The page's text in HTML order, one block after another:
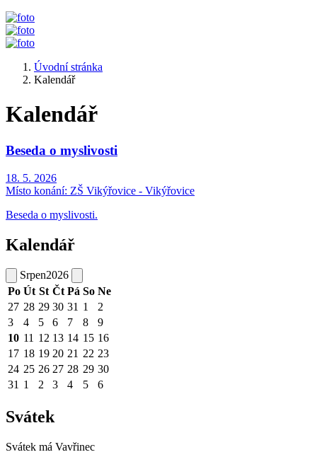
Úvodní stránka
Kalendář
Kalendář
Beseda o myslivosti
18. 5. 2026
Místo konání: ZŠ Vikýřovice - Vikýřovice
Beseda o myslivosti.
Kalendář
Srpen2026
Po Út St Čt Pá So Ne
27 28 29 30 31 1
2
3
4 5 6 7 8
9
10 11 12 13 14 15 16
17 18 19 20 21 22 23
24 25 26 27 28 29 30
31 1 2 3 4 5 6
Svátek
Svátek má Vavřinec